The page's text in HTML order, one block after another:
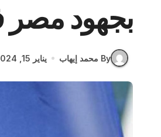
بجهود مصر
By محمد إيهاب يناير 15, 2024